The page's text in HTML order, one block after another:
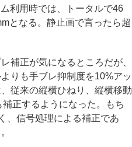
利用時では、トータルで46
となる。静止画で言ったら超
補正が気になるところだが、
りも手ブレ抑制度を10%アッ
従来の縦横ひねり、縦横移動
正するようになった。もち
、信号処理による補正であ